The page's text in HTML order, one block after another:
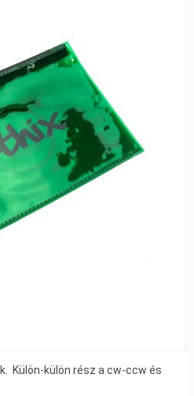
Külön-külön rész a cw-ccw és